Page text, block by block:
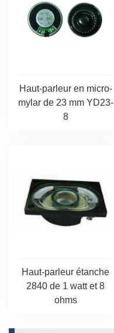
Haut-parleur en micro-
mylar de 23 mm YD23-
8
Haut-parleur étanche
2840 de 1 watt et 8
ohms